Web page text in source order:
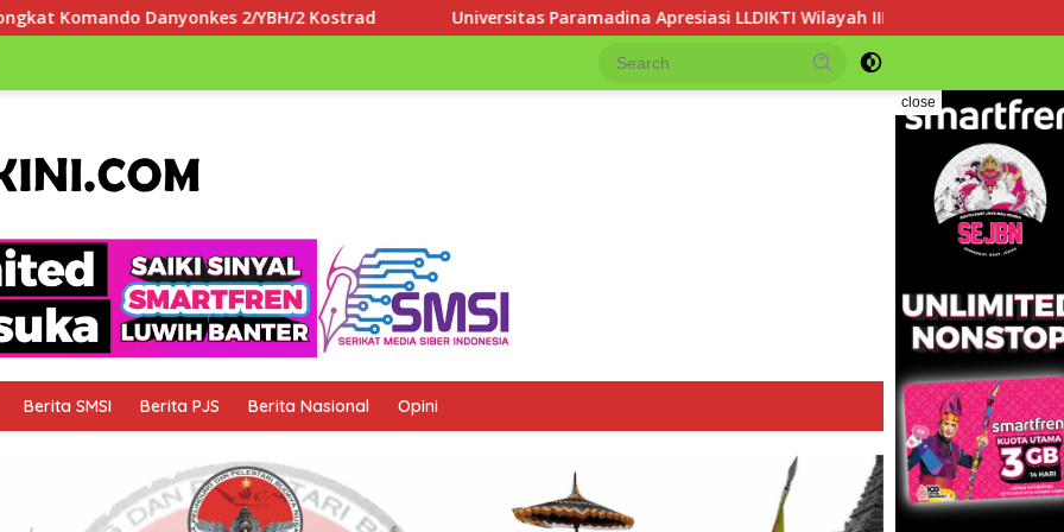
2 Kostrad Universitas Paramadina Apresiasi LLDIKTI Wilayah III dalam Memperjuangkan Eksistensi Perguruan
close
Berita SMSI Berita PJS Berita Nasional Opini